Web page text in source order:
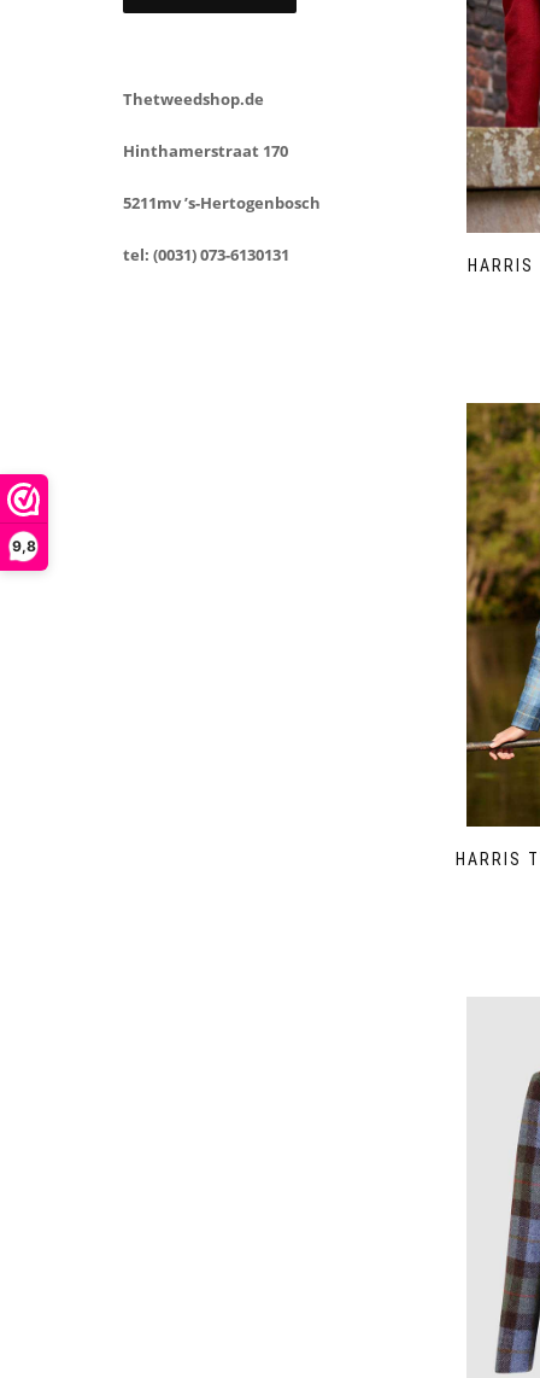
9,8
HARRIS
HARRIS
Thetweedshop.de
Hinthamerstraat 170
5211mv ’s-Hertogenbosch
tel: (0031) 073-6130131